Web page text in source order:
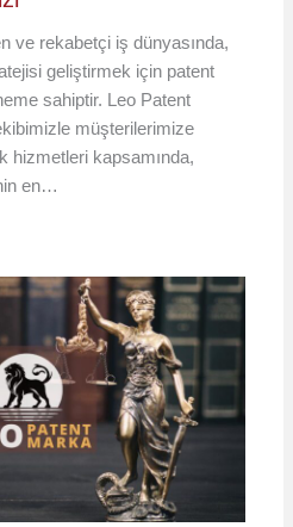
ve rekabetçi iş dünyasında,
geliştirmek için patent
sahiptir. Leo Patent
müşterilerimize
hizmetleri kapsamında,
en…